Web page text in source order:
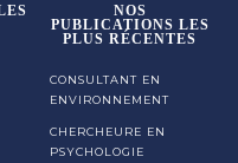
NOS
PUBLICATIONS LES
PLUS RÉCENTES
CONSULTANT EN
ENVIRONNEMENT
CHERCHEURE EN
PSYCHOLOGIE